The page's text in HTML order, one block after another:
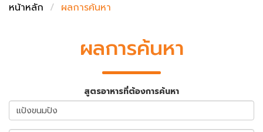
หน้าหลัก
ผลการค้นหา
ผลการค้นหา
สูตรอาหารที่ต้องการค้นหา